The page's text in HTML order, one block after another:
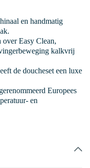
en handmatig
over Easy Clean,
kalkvrij
de doucheset een luxe
Europees
en